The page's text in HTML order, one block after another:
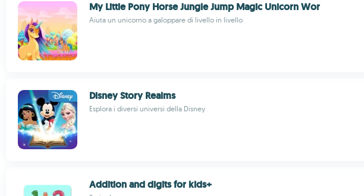
My Little Pony Horse Jungle Jump Magic Unicorn Wor
Aiuta un unicorno a galoppare di livello in livello
Disney Story Realms
Esplora i diversi universi della Disney
Addition and digits for kids+